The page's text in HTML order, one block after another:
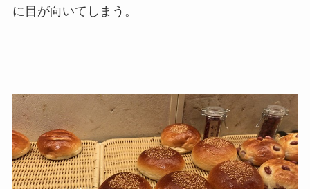
に目が向いてしまう。